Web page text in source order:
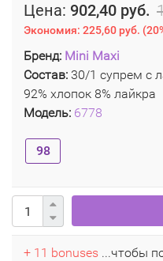
Цена: 902,40 руб.
Экономия: 225,60 руб. (
Бренд: Mini Maxi
Состав: 30/1 супрем с
92% хлопок 8% лайкра
Модель: 6778
98
+ 11 bonuses ...чтобы